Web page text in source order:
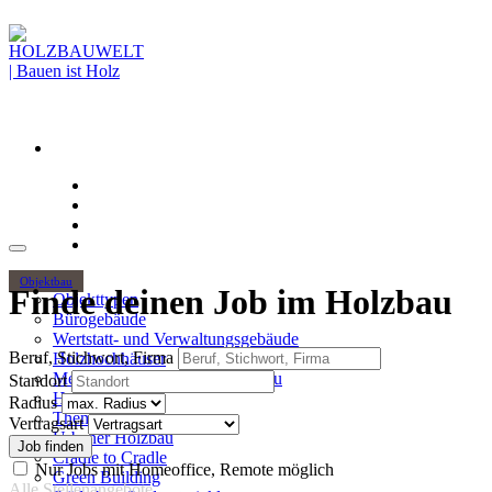
Objektbau
Objekttypen
Bürogebäude
Wertstatt- und Verwaltungsgebäude
Holzhochhäuser
Mehrgeschossiger Wohnungsbau
Hallenbau
Themen
Urbaner Holzbau
Cradle to Cradle
Green Building
Finde deinen Job im Holzbau
Beruf, Stichwort, Firma
Standort
Radius
Vertragsart
Nur Jobs mit Homeoffice, Remote möglich